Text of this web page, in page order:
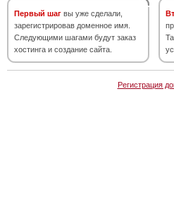
Первый шаг вы уже сделали,
зарегистрировав доменное имя.
Следующими шагами будут заказ
хостинга и создание сайта.
Регистрация